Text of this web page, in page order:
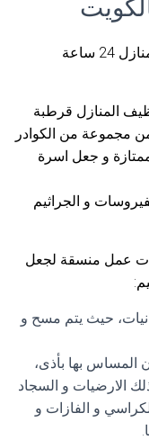
هل تسعى الى الحصول على خدمة تعقيم منازل 24 ساعة
المنازل قرطبة
من مجموعة من الكوادر
ممتازة و جعل اسرة
و الجراثيم
عمل منسقة لجعل
حيث يتم مسح و
المساس بها بأذى،
الارضيات و السجاد
و الفازات و